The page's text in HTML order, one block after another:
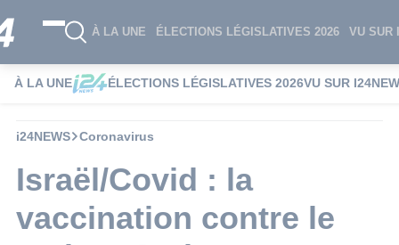
À LA UNE ÉLECTIONS LÉGISLATIVES 2026 VU SUR
À LA UNE ÉLECTIONS LÉGISLATIVES 2026VU SUR
i24NEWS Coronavirus
Israël/Covid : la
vaccination contre le